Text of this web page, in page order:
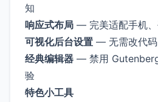
知
响应式布局 — 完美适配手机
可视化后台设置 — 无需改代码
经典编辑器 — 禁用
验
特色小工具